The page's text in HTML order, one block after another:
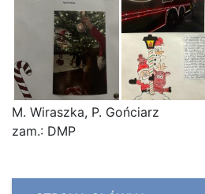
M. Wiraszka, P. Gońciarz
zam.: DMP